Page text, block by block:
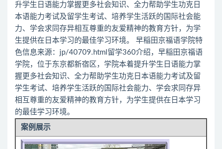
升学生日语能力掌握更多社会知识、全力帮助学生功克日
本语能力考试及留学生考试、培养学生活跃的国际社会能
力、学会求同存异相互尊重的友爱精神的教育方针，为学
生提供在日本学习的最佳学习环境。 早稲田京福语学院特
色信息来源：jp/40709.html留学360介绍，早稲田京福语
学院，位于东京都新宿区，学院本着提升学生日语能力掌
握更多社会知识、全力帮助学生功克日本语能力考试及留
学生考试、培养学生活跃的国际社会能力、学会求同存异
相互尊重的友爱精神的教育方针，为学生提供在日本学习
的最佳学习环境。
案例展示